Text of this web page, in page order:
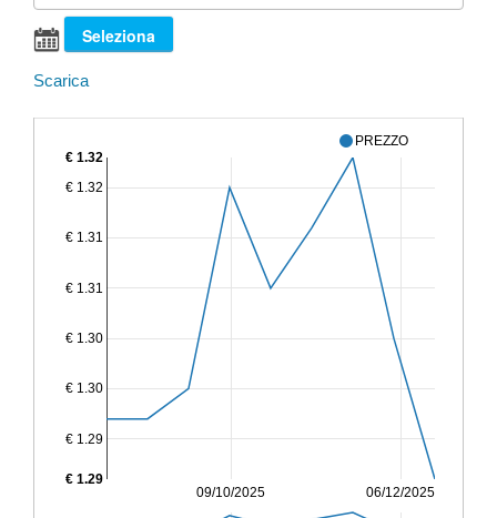
Scarica
PREZZO
09/10/2025 06/12/2025
€ 1.29
€ 1.30
€ 1.30
€ 1.31
€ 1.31
€ 1.32
€ 1.29
€ 1.32